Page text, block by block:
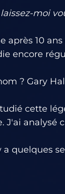
moi
après 10
encore
? Gary
cette
J'ai analysé
a quelques